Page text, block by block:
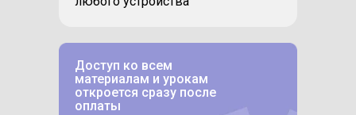
Доступ ко всем
материалам и урокам
откроется сразу после
оплаты